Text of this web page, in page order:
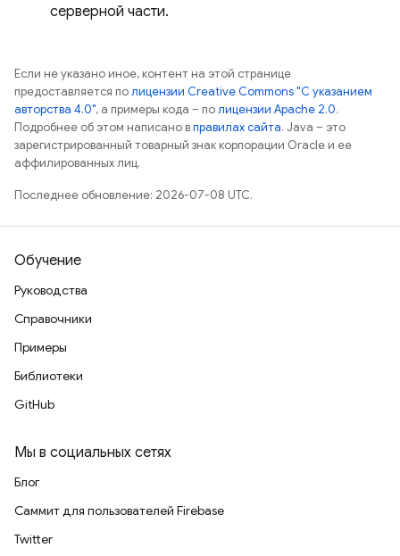
серверной части.
Если не указано иное, контент на этой странице
предоставляется полицензии Creative Commons "С указанием
авторства 4.0", а примеры кода – полицензии Apache 2.0.
Подробнее об этом написано вправилах сайта. Java – это
зарегистрированный товарный знак корпорации Oracle и ее
аффилированных лиц.
Последнее обновление: 2026-07-08 UTC.
Обучение
Руководства
Справочники
Примеры
Библиотеки
GitHub
Мы в социальных сетях
Блог
Саммит для пользователей Firebase
Twitter